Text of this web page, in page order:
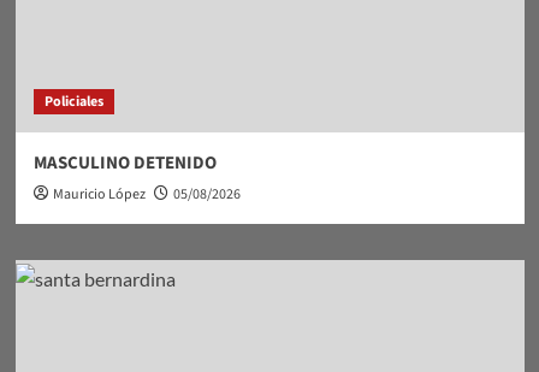
Policiales
MASCULINO DETENIDO
Mauricio López 05/08/2026